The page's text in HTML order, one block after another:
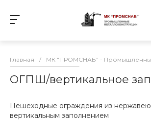
Главная / МК "ПРОМСНАБ" -
ОГПШ/вертикальное
Пешеходные ограждения из
вертикальным заполнением